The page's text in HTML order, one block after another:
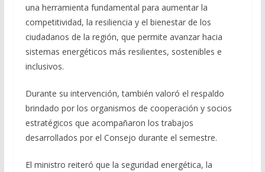
una herramienta fundamental para aumentar la
competitividad, la resiliencia y el bienestar de los
ciudadanos de la región, que permite avanzar hacia
sistemas energéticos más resilientes, sostenibles e
inclusivos.
Durante su intervención, también valoró el respaldo
brindado por los organismos de cooperación y socios
estratégicos que acompañaron los trabajos
desarrollados por el Consejo durante el semestre.
El ministro reiteró que la seguridad energética, la